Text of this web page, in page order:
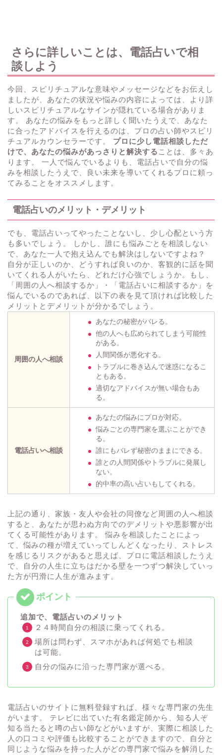
さらに詳しいことは、電話占いで相
談しよう
今回、スピリチュアルな意味やメッセージなどをお伝えし
ましたが、あなたの状況や悩みの内容によっては、より詳
しいスピリチュアルなサインが隠れている場合がありま
す。 あなたの悩みをもっと詳しく聞いたうえで、あなた
に合ったアドバイスを行えるのは、プロの占い師やスピリ
チュアルカウンセラーです。 プロに少し電話相談しただ
けで、あなたの悩みがあっさりと解決する ことは、多々あ
ります。 一人で悩んでいるよりも、電話占いで自分の悩
みを相談したうえで、良い未来を導いてくれるプロに頼っ
てみることをオススメします。
電話占いのメリット・デメリット
でも、電話占いってやったことないし、少し心配という方
も多いでしょう。 しかし、誰にも悩みごとを相談しない
で、あなた一人で抱え込んでも解決はしないですよね？
自分が正しいのか、どうすれば良いのか、客観的に話を聞
いてくれる人がいたら、どれだけ心強でしょうか。もし、
「周囲の人へ相談するか」・「電話占いに相談するか」を
悩んでいるのであれば、以下の表を見て頂ければ比較した
メリットとデメリットが分かるでしょう。
周囲の人へ相談
あなたの秘密がバレる。
他の人へも広められてしまう可能性
がある。
人間関係が悪化する。
トラブルに巻き込んで迷惑になるこ
ともある。
適切なアドバイスが無い場合もあ
る。
電話占いへ相談
あなたの悩みにプロが対応。
悩みごとの専門家を選ぶことができ
る。
誰にもバレず秘密のままにできる。
誰との人間関係やトラブルに発展し
ない。
的中率の高い占いもしてくれる。
上記の通り、家族・友人や会社の同僚など周囲の人へ相談
すると、あなたが思わぬ方向でのデメリットや悪影響が出
てくる可能性があります。 悩みを相談したことによっ
て、悩みの種が増えていってしんどくなったり、ストレス
を感じるリスクがあると思えば、プロに電話相談したうえ
で、自分の人生に立ちはだかる壁を一つずつ解決していっ
た方が円滑に人生が進みます。
追加で、電話占いのメリット
２４時間自分の相談に乗ってくれる。
場所は問わず、スマホがあれば何処でも相談
は可能。
自分の悩みに沿った専門家が選べる。
電話占いのサイトに無料登録すれば、様々な専門家の先生
がいます。 テレビに出ていた有名鑑定師から、知る人ぞ
知る当たると噂の占い師などがいますが、実際に相談した
人の口コミや評価も比較することができますので、自分と
同じような悩みを持った人がどの専門家で悩みを解消した